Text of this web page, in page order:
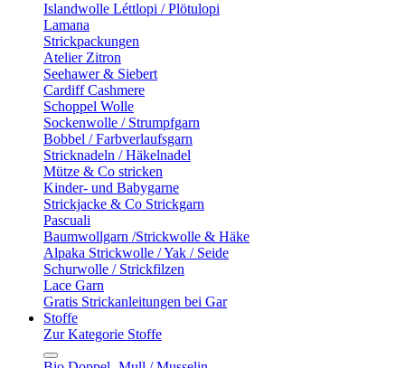
Islandwolle Léttlopi / Plötulopi
Lamana
Strickpackungen
Atelier Zitron
Seehawer & Siebert
Cardiff Cashmere
Schoppel Wolle
Sockenwolle / Strumpfgarn
Bobbel / Farbverlaufsgarn
Stricknadeln / Häkelnadel
Mütze & Co stricken
Kinder- und Babygarne
Strickjacke & Co Strickgarn
Pascuali
Baumwollgarn /Strickwolle & Häke
Alpaka Strickwolle / Yak / Seide
Schurwolle / Strickfilzen
Lace Garn
Gratis Strickanleitungen bei Gar
Stoffe
Zur Kategorie Stoffe